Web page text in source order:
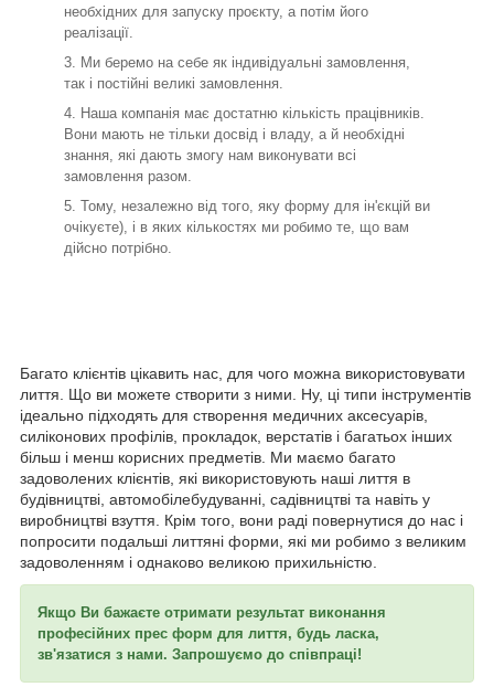
необхідних для запуску проєкту, а потім його
реалізації.
Ми беремо на себе як індивідуальні замовлення,
так і постійні великі замовлення.
Наша компанія має достатню кількість працівників.
Вони мають не тільки досвід і владу, а й необхідні
знання, які дають змогу нам виконувати всі
замовлення разом.
Тому, незалежно від того, яку форму для ін'єкцій ви
очікуєте), і в яких кількостях ми робимо те, що вам
дійсно потрібно.
Багато клієнтів цікавить нас, для чого можна використовувати
лиття. Що ви можете створити з ними. Ну, ці типи інструментів
ідеально підходять для створення медичних аксесуарів,
силіконових профілів, прокладок, верстатів і багатьох інших
більш і менш корисних предметів. Ми маємо багато
задоволених клієнтів, які використовують наші лиття в
будівництві, автомобілебудуванні, садівництві та навіть у
виробництві взуття. Крім того, вони раді повернутися до нас і
попросити подальші литтяні форми, які ми робимо з великим
задоволенням і однаково великою прихильністю.
Якщо Ви бажаєте отримати результат виконання
професійних прес форм для лиття, будь ласка,
зв'язатися з нами. Запрошуємо до співпраці!